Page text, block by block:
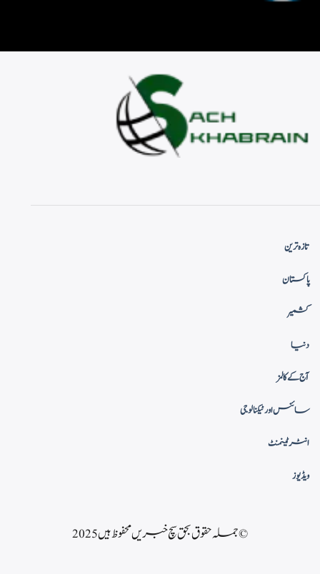
تازہ ترین
پاکستان
کشمیر
دنیا
آج کے کالمز
سائنس اور ٹیکنالوجی
انٹرٹینمنٹ
ویڈیوز
© جملہ حقوق بحق سچ خبریں محفوظ ہیں 2025